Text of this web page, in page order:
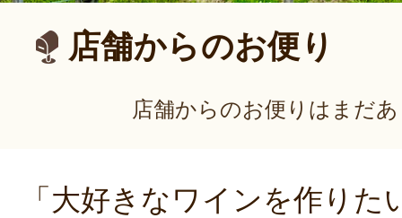
店舗からのお便り
店舗からのお便りはまだ
「大好きなワインを作りた